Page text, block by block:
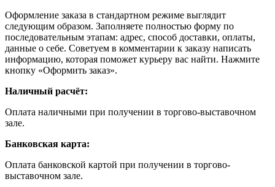
Оформление заказа в стандартном режиме выглядит
следующим образом. Заполняете полностью форму по
последовательным этапам: адрес, способ доставки, оплаты,
данные о себе. Советуем в комментарии к заказу написать
информацию, которая поможет курьеру вас найти. Нажмите
кнопку «Оформить заказ».
Наличный расчёт:
Оплата наличными при получении в торгово-выставочном
зале.
Банковская карта:
Оплата банковской картой при получении в торгово-
выставочном зале.